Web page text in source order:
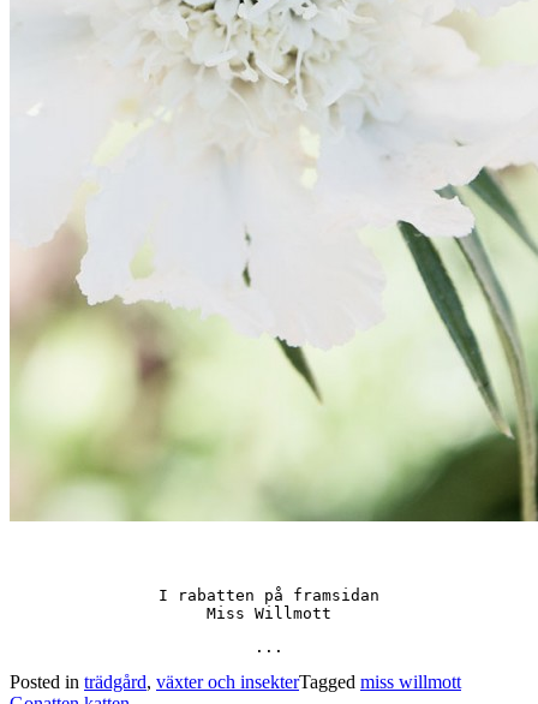
I rabatten på framsidan
Miss Willmott
...
Posted in trädgård, växter och insekterTagged miss willmott